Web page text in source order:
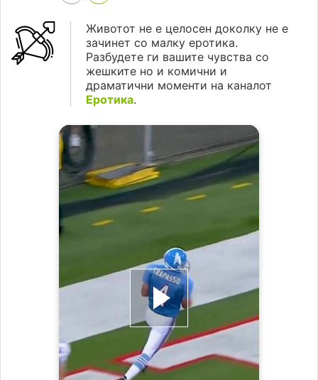
Животот не е целосен доколку не е
зачинет со малку еротика.
Разбудете ги вашите чувства со
жешките но и комични и
драматични моменти на каналот
Еротика.